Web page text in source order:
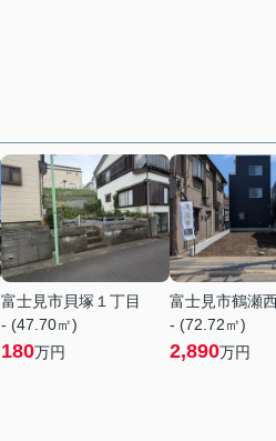
富士見市貝塚１丁目
- (47.70㎡)
180万円
富士見市鶴瀬
- (72.72㎡)
2,890万円